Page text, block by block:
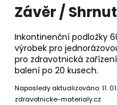
Závěr /
Inkontinenční podložky
výrobek pro
pro zdravotnická
balení po 20 kusech.
Naposledy aktualizováno: 11.
zdravotnicke-materialy.cz